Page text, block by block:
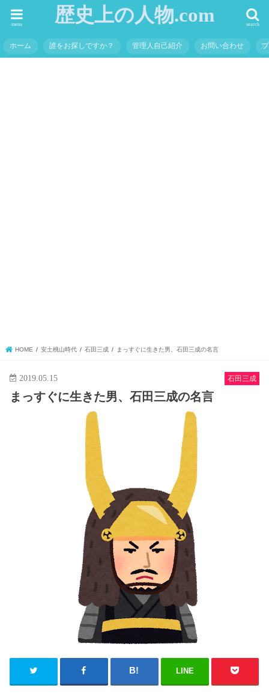
歴史上の人物.com search
menu
ホーム 誰をお探しですか？ 管理人自己紹介 お問い合わせ
HOME 安土桃山時代 石田三成 まっすぐに生きた男、石田三成の名言
石田三成
2019.05.15
まっすぐに生きた男、石田三成の名言
LINE